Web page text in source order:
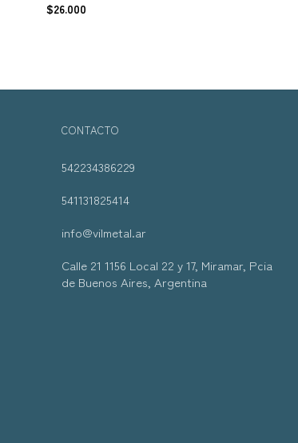
$26.000
CONTACTO
542234386229
541131825414
info@vilmetal.ar
Calle 21 1156 Local 22 y 17, Miramar, Pcia
de Buenos Aires, Argentina